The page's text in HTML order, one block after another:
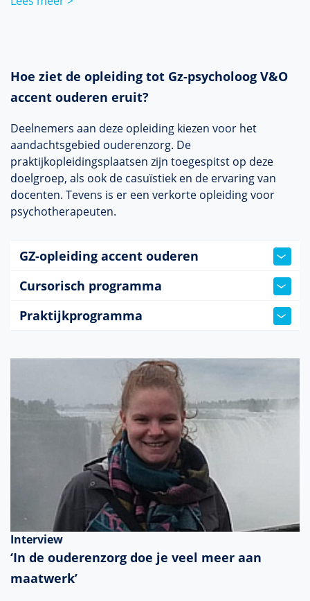
Hoe ziet de opleiding tot Gz-psycholoog V&O
accent ouderen eruit?
Deelnemers aan deze opleiding kiezen voor het
aandachtsgebied ouderenzorg. De
praktijkopleidingsplaatsen zijn toegespitst op deze
doelgroep, als ook de casuïstiek en de ervaring van
docenten. Tevens is er een verkorte opleiding voor
psychotherapeuten. ​​​​
GZ-opleiding accent ouderen
Cursorisch programma
Praktijkprogramma
Interview
‘In de ouderenzorg doe je veel meer aan
maatwerk’